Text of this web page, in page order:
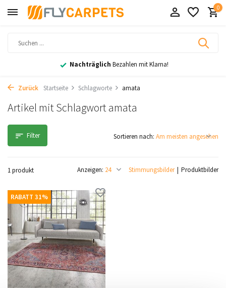
0
Nachträglich Bezahlen mit Klarna!
Zurück Startseite Schlagworte amata
Artikel mit Schlagwort amata
Filter
1 produkt Stimmungsbilder Produktbilder
Anzeigen:
Sortieren nach:
RABATT 31%